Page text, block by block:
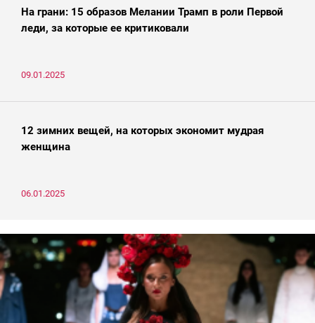
На грани: 15 образов Мелании Трамп в роли Первой
леди, за которые ее критиковали
09.01.2025
12 зимних вещей, на которых экономит мудрая
женщина
06.01.2025